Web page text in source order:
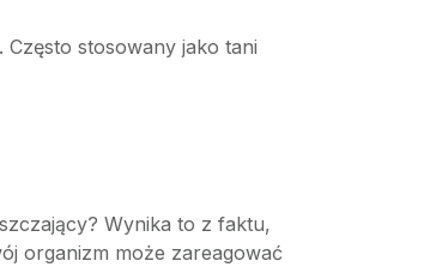
stosowany jako tani
Wynika to z faktu,
organizm może zareagować